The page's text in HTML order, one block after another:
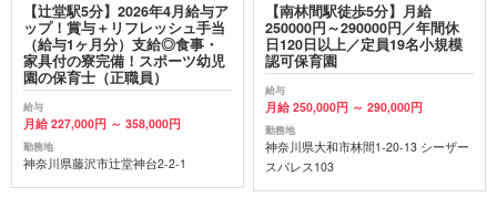
【辻堂駅5分】2026年4月給与ア
ップ！賞与＋リフレッシュ手当
（給与1ヶ月分）支給◎食事・
家具付の寮完備！スポーツ幼児
園の保育士（正職員）
給与
月給 227,000円 ～ 358,000円
勤務地
神奈川県藤沢市辻堂神台2-2-1
【南林間駅徒歩5分】月給
250000円～290000円／年間休
日120日以上／定員19名小規模
認可保育園
給与
月給 250,000円 ～ 290,000円
勤務地
神奈川県大和市林間1-20-13 シーザー
スパレス103